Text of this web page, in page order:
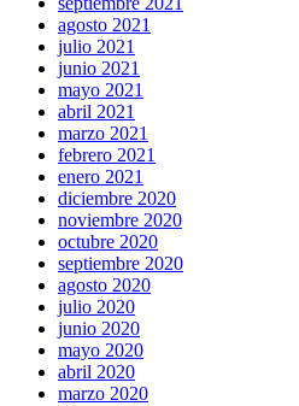
agosto 2021
julio 2021
junio 2021
mayo 2021
abril 2021
marzo 2021
febrero 2021
enero 2021
diciembre 2020
noviembre 2020
octubre 2020
septiembre 2020
agosto 2020
julio 2020
junio 2020
mayo 2020
abril 2020
marzo 2020